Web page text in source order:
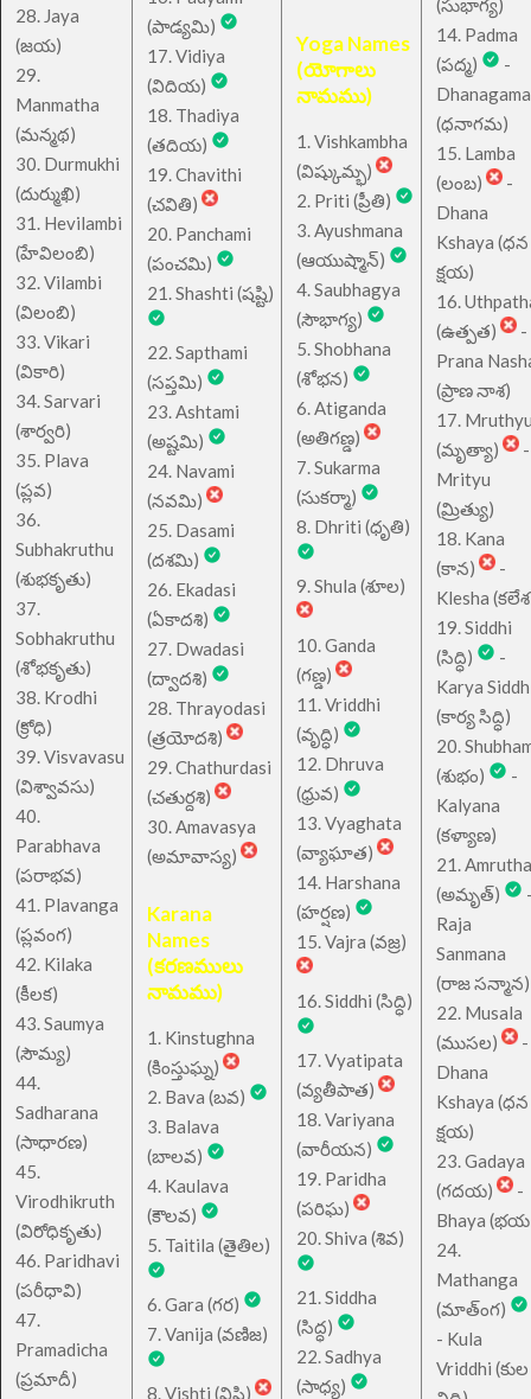
28. Jaya
(జయ)
29.
Manmatha
(మన్మథ)
30. Durmukhi
(దుర్ముఖి)
31. Hevilambi
(హేవిలంబి)
32. Vilambi
(విలంబి)
33. Vikari
(వికారి)
34. Sarvari
(శార్వరి)
35. Plava
(ప్లవ)
36.
Subhakruthu
(శుభకృతు)
37.
Sobhakruthu
(శోభకృతు)
38. Krodhi
(క్రోధి)
39. Visvavasu
(విశ్వావసు)
40.
Parabhava
(పరాభవ)
41. Plavanga
(ప్లవంగ)
42. Kilaka
(కీలక)
43. Saumya
(సౌమ్య)
44.
Sadharana
(సాధారణ)
45.
Virodhikruth
(విరోధికృతు)
46. Paridhavi
(పరీధావి)
47.
Pramadicha
(ప్రమాదీ)
(పాడ్యమి)
17. Vidiya
(విదియ)
18. Thadiya
(తదియ)
19. Chavithi
(చవితి)
20. Panchami
(పంచమి)
21. Shashti (షష్టి)
22. Sapthami
(సప్తమి)
23. Ashtami
(అష్టమి)
24. Navami
(నవమి)
25. Dasami
(దశమి)
26. Ekadasi
(ఏకాదశి)
27. Dwadasi
(ద్వాదశి)
28. Thrayodasi
(త్రయోదశి)
29. Chathurdasi
(చతుర్దశి)
30. Amavasya
(అమావాస్య)
Karana
Names
(కరణములు
నామము)
1. Kinstughna
(కింస్తుఘ్న)
2. Bava (బవ)
3. Balava
(బాలవ)
4. Kaulava
(కౌలవ)
5. Taitila (తైతిల)
6. Gara (గర)
7. Vanija (వణిజ)
8. Vishti (విష్టి)
Yoga Names
(యోగాలు
నామము)
1. Vishkambha
(విష్కుమ్భ)
2. Priti (ప్రీతి)
3. Ayushmana
(ఆయుష్మాన్)
4. Saubhagya
(సౌభాగ్య)
5. Shobhana
(శోభన)
6. Atiganda
(అతిగణ్డ)
7. Sukarma
(సుకర్మా)
8. Dhriti (ధృతి)
9. Shula (శూల)
10. Ganda
(గణ్డ)
11. Vriddhi
(వృద్ధి)
12. Dhruva
(ధ్రువ)
13. Vyaghata
(వ్యాఘాత)
14. Harshana
(హర్షణ)
15. Vajra (వజ్ర)
16. Siddhi (సిద్ధి)
17. Vyatipata
(వ్యతీపాత)
18. Variyana
(వారీయన)
19. Paridha
(పరిఘ)
20. Shiva (శివ)
21. Siddha
(సిద్ధ)
22. Sadhya
(సాధ్య)
(సుభాగ్య)
14. Padma
(పద్మ)
-
Dhanagama
(ధనాగమ)
15. Lamba
(లంబ)
-
Dhana
Kshaya (ధన
క్షయ)
16.
(ఉత్పత)
-
Prana
(ప్రాణ నాశ)
17.
(మృత్యా)
-
Mrityu
(మ్రిత్యు)
18. Kana
(కాన)
-
Klesha
19. Siddhi
(సిద్ధి)
-
Karya
(కార్య సిద్ధి)
20.
(శుభం)
-
Kalyana
(కళ్యాణ)
21. Amrutha
(అమృత్)
Raja
Sanmana
(రాజ సన్మాన)
22. Musala
(ముసల)
-
Dhana
Kshaya (ధన
క్షయ)
23. Gadaya
(గదయ)
-
Bhaya
24.
Mathanga
(మాత్ంగ)
- Kula
Vriddhi (కుల